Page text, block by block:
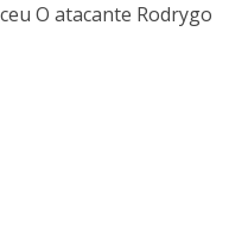
O atacante Rodrygo